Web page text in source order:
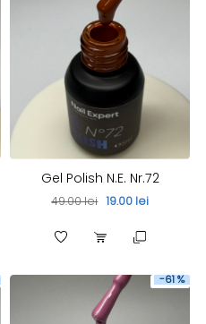
Gel Polish N.E. Nr.72
49.00 lei 19.00 lei
-61 %